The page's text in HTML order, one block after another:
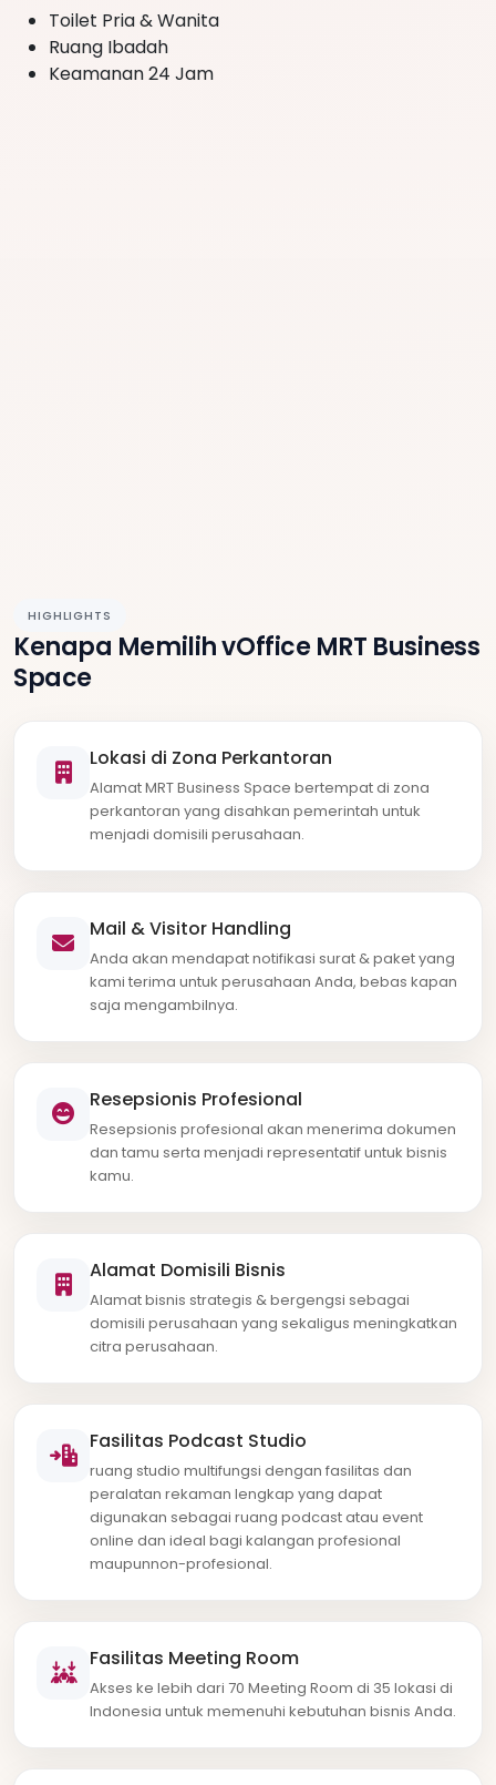
Toilet Pria & Wanita
Ruang Ibadah
Keamanan 24 Jam
HIGHLIGHTS
Kenapa Memilih vOffice MRT Business
Space
Lokasi di Zona Perkantoran
Alamat MRT Business Space bertempat di zona
perkantoran yang disahkan pemerintah untuk
menjadi domisili perusahaan.
Mail & Visitor Handling
Anda akan mendapat notifikasi surat & paket yang
kami terima untuk perusahaan Anda, bebas kapan
saja mengambilnya.
Resepsionis Profesional
Resepsionis profesional akan menerima dokumen
dan tamu serta menjadi representatif untuk bisnis
kamu.
Alamat Domisili Bisnis
Alamat bisnis strategis & bergengsi sebagai
domisili perusahaan yang sekaligus meningkatkan
citra perusahaan.
Fasilitas Podcast Studio
ruang studio multifungsi dengan fasilitas dan
peralatan rekaman lengkap yang dapat
digunakan sebagai ruang podcast atau event
online dan ideal bagi kalangan profesional
maupunnon-profesional.
Fasilitas Meeting Room
Akses ke lebih dari 70 Meeting Room di 35 lokasi di
Indonesia untuk memenuhi kebutuhan bisnis Anda.